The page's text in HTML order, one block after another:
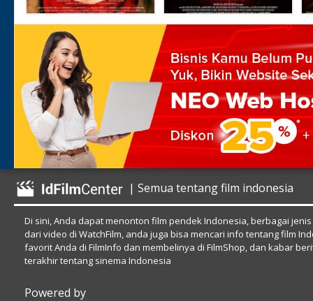
| Semua tentang film indonesia
Di sini, Anda dapat menonton film pendek Indonesia, berbagai
dari video di WatchFilm, anda juga bisa mencari info tentang film
favorit Anda di FilmInfo dan membelinya di FilmShop, dan kabar
terakhir tentang sinema Indonesia
Powered by